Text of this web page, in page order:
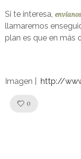
Si te interesa,
llamaremos
plan es que en más
Imagen | http://
0